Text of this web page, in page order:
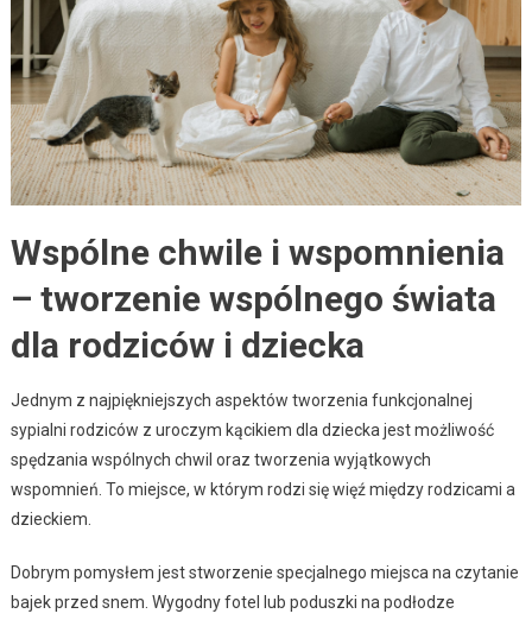
Wspólne chwile i wspomnienia
– tworzenie wspólnego świata
dla rodziców i dziecka
Jednym z najpiękniejszych aspektów tworzenia funkcjonalnej
sypialni rodziców z uroczym kącikiem dla dziecka jest możliwość
spędzania wspólnych chwil oraz tworzenia wyjątkowych
wspomnień. To miejsce, w którym rodzi się więź między rodzicami a
dzieckiem.
Dobrym pomysłem jest stworzenie specjalnego miejsca na czytanie
bajek przed snem. Wygodny fotel lub poduszki na podłodze